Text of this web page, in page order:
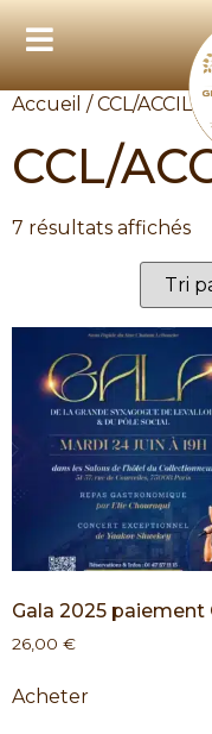
Accueil / CCL/ACCIL
CCL/
7 résultats affichés
Gala 2025 paiement
26,00 €
Acheter